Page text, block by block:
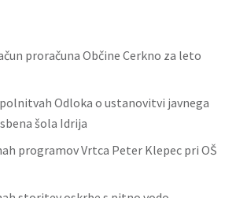
proračuna Občine Cerkno za leto
Odloka o ustanovitvi javnega
šola Idrija
programov Vrtca Peter Klepec pri OŠ